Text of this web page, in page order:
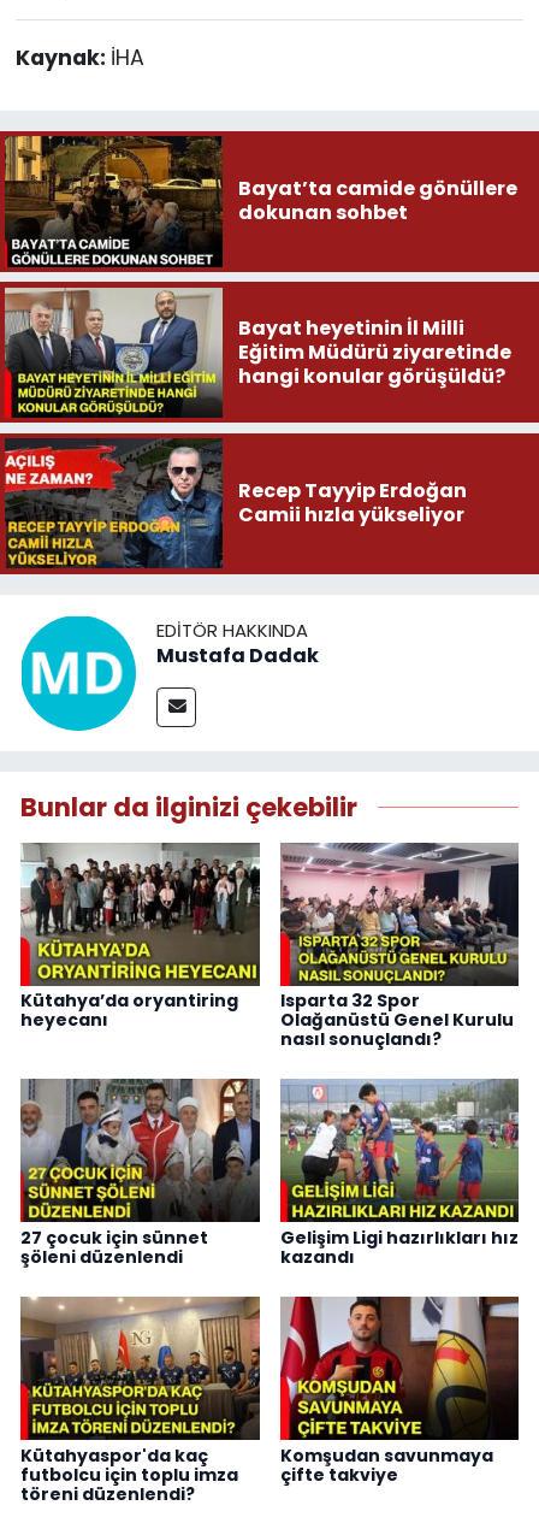
Kaynak: İHA
Bayat’ta camide gönüllere
dokunan sohbet
Bayat heyetinin İl Milli
Eğitim Müdürü ziyaretinde
hangi konular görüşüldü?
Recep Tayyip Erdoğan
Camii hızla yükseliyor
EDITÖR HAKKINDA
Mustafa Dadak
Bunlar da ilginizi çekebilir
Kütahya’da oryantiring
heyecanı
Isparta 32 Spor
Olağanüstü Genel Kurulu
nasıl sonuçlandı?
27 çocuk için sünnet
şöleni düzenlendi
Gelişim Ligi hazırlıkları hız
kazandı
Kütahyaspor'da kaç
futbolcu için toplu imza
töreni düzenlendi?
Komşudan savunmaya
çifte takviye